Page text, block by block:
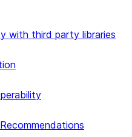
with third party libraries